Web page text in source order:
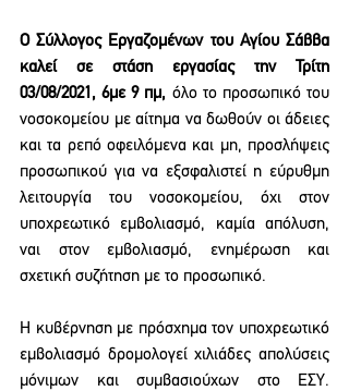
Ο Σύλλογος Εργαζομένων του Αγίου Σάββα
καλεί σε στάση εργασίας την Τρίτη
03/08/2021, 6με 9 πμ, όλο το προσωπικό του
νοσοκομείου με αίτημα να δωθούν οι άδειες
και τα ρεπό οφειλόμενα και μη, προσλήψεις
προσωπικού για να εξσφαλιστεί η εύρυθμη
λειτουργία του νοσοκομείου, όχι στον
υποχρεωτικό εμβολιασμό, καμία απόλυση,
ναι στον εμβολιασμό, ενημέρωση και
σχετική συζήτηση με το προσωπικό.
Η κυβέρνηση με πρόσχημα τον υποχρεωτικό
εμβολιασμό δρομολογεί χιλιάδες απολύσεις
μόνιμων και συμβασιούχων στο ΕΣΥ.